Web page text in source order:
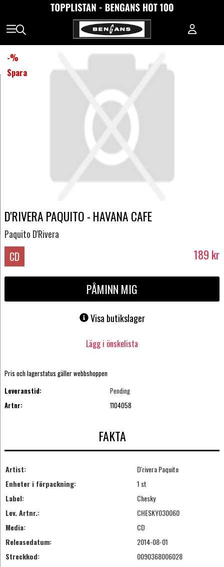
-%
Spara
D'RIVERA PAQUITO - HAVANA CAFE
Paquito D'Rivera
CD 189 kr
PÅMINN MIG
Visa butikslager
Lägg i önskelista
Pris och lagerstatus gäller webbshoppen
Leveranstid:
Pending
Artnr:
1104058
FAKTA
Artist:
D'rivera Paquito
Enheter i förpackning:
1 st
Label:
Chesky
Lev. Artnr.:
CHESKY030060
Media:
CD
Releasedatum:
2014-08-01
Streckkod:
0090368006028